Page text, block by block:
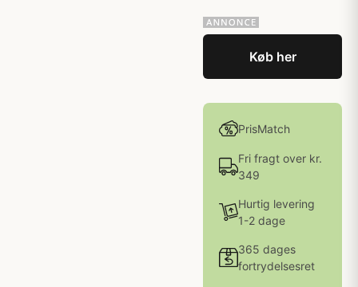
Køb her
PrisMatch
Fri fragt over kr.
349
Hurtig levering
1-2 dage
365 dages
fortrydelsesret